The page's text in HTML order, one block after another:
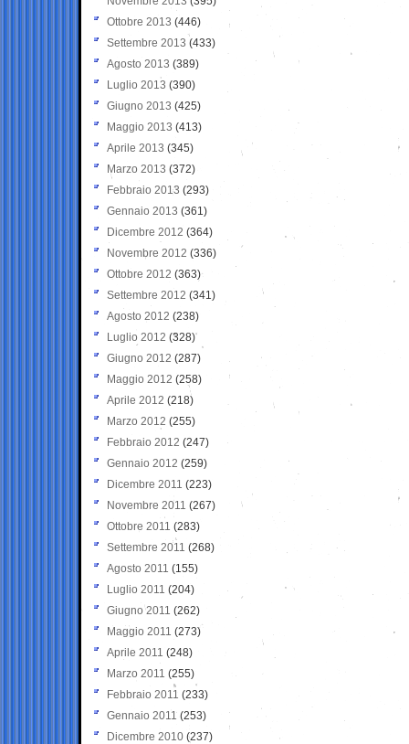
Ottobre 2013 (446)
Settembre 2013 (433)
Agosto 2013 (389)
Luglio 2013 (390)
Giugno 2013 (425)
Maggio 2013 (413)
Aprile 2013 (345)
Marzo 2013 (372)
Febbraio 2013 (293)
Gennaio 2013 (361)
Dicembre 2012 (364)
Novembre 2012 (336)
Ottobre 2012 (363)
Settembre 2012 (341)
Agosto 2012 (238)
Luglio 2012 (328)
Giugno 2012 (287)
Maggio 2012 (258)
Aprile 2012 (218)
Marzo 2012 (255)
Febbraio 2012 (247)
Gennaio 2012 (259)
Dicembre 2011 (223)
Novembre 2011 (267)
Ottobre 2011 (283)
Settembre 2011 (268)
Agosto 2011 (155)
Luglio 2011 (204)
Giugno 2011 (262)
Maggio 2011 (273)
Aprile 2011 (248)
Marzo 2011 (255)
Febbraio 2011 (233)
Gennaio 2011 (253)
Dicembre 2010 (237)